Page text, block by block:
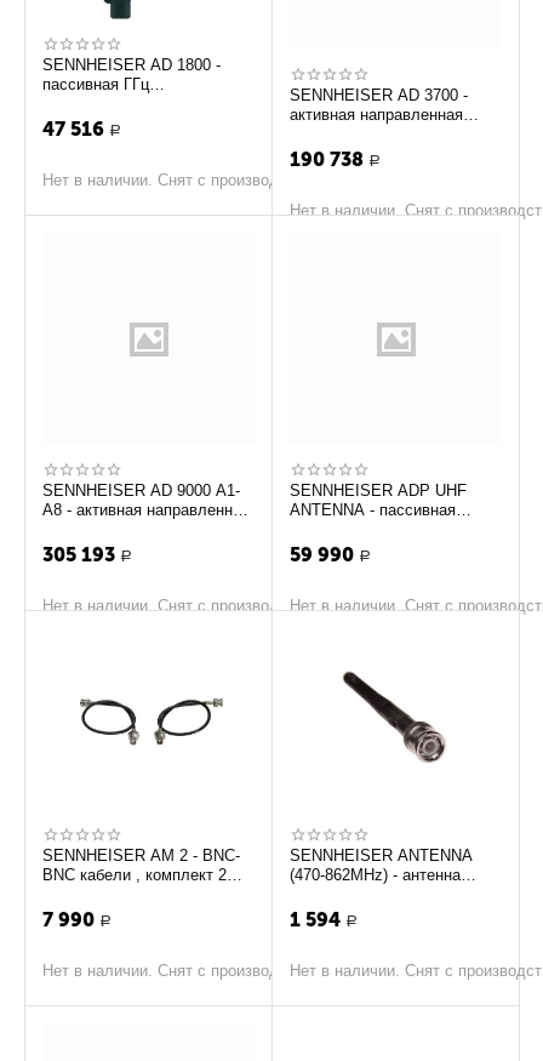
SENNHEISER AD 1800 -
пассивная ГГц
47 516 Р
Нет в наличии. Снят с производства
SENNHEISER AD 3700 -
активная направленная
бустером (470 – 8...
190 738 Р
Нет в наличии. Снят с
SENNHEISER AD 9000 A1-
A8 - активная направленная
бустером A...
305 193 Р
Нет в наличии. Снят с производства
SENNHEISER ADP UHF
ANTENNA - пассивная
59 990 Р
Нет в наличии. Снят с
SENNHEISER AM 2 - BNC-
BNC кабели , комплект 2
лицевую сторону ан...
7 990 Р
Нет в наличии. Снят с производства
SENNHEISER ANTENNA
(470-862MHz) - антенна
серии EW
1 594 Р
Нет в наличии. Снят с